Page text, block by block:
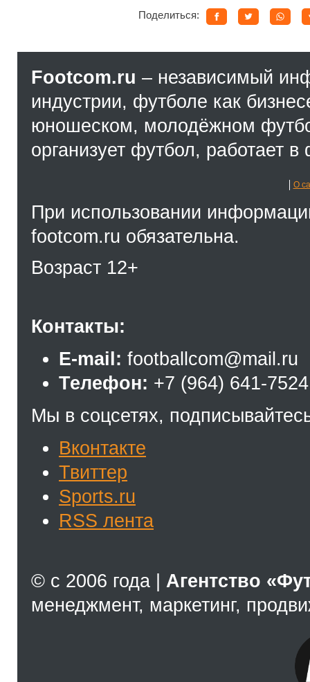
Поделиться:
Footcom.ru – независимый
индустрии, футболе как
юношеском, молодёжном
организует футбол, работает
О
При использовании
footcom.ru обязательна.
Возраст 12+
Контакты:
E-mail: footballcom@mail.ru
Телефон: +7 (964) 641-7524
Мы в соцсетях,
Вконтакте
Твиттер
Sports.ru
RSS лента
© с 2006 года | Агентство
менеджмент, маркетинг,